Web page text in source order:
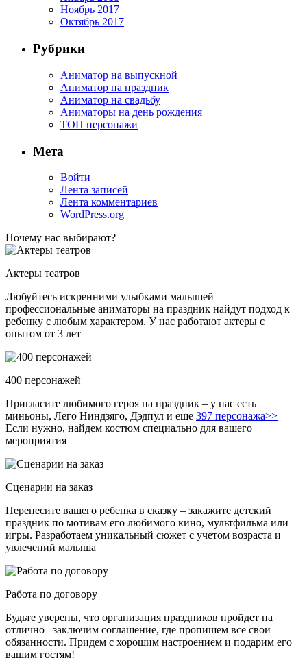
Ноябрь 2017
Октябрь 2017
Рубрики
Аниматор на выпускной
Аниматор на праздник
Аниматор на свадьбу
Аниматоры на день рождения
ТОП персонажи
Мета
Войти
Лента записей
Лента комментариев
WordPress.org
Почему нас выбирают?
Актеры театров
Любуйтесь искренними улыбками малышей –
профессиональные аниматоры на праздник найдут подход к
ребенку с любым характером. У нас работают актеры с
опытом от 3 лет
400 персонажей
Пригласите любимого героя на праздник – у нас есть
миньоны, Лего Ниндзяго, Дэдпул и еще 397 персонажа>>
Если нужно, найдем костюм специально для вашего
мероприятия
Сценарии на заказ
Перенесите вашего ребенка в сказку – закажите детский
праздник по мотивам его любимого кино, мультфильма или
игры. Разработаем уникальный сюжет с учетом возраста и
увлечений малыша
Работа по договору
Будьте уверены, что организация праздников пройдет на
отлично– заключим соглашение, где пропишем все свои
обязанности. Придем с хорошим настроением и подарим его
вашим гостям!